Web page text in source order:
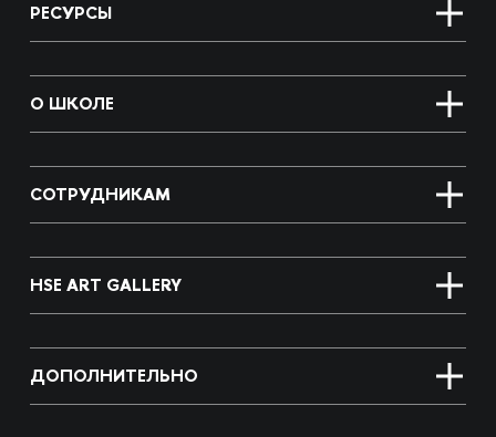
РЕСУРСЫ
О ШКОЛЕ
СОТРУДНИКАМ
HSE ART GALLERY
ДОПОЛНИТЕЛЬНО